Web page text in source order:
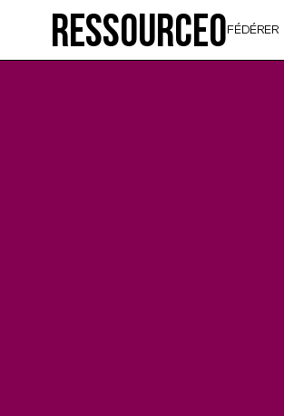
Ressource0FÉDÉRER